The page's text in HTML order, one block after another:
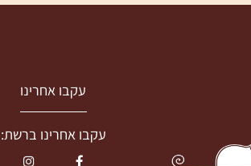
עקבו אחרינו